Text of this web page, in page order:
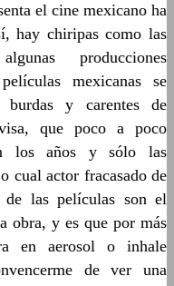
el cine mexicano ha
hay chiripas como las
producciones
mexicanas se
y carentes de
que poco a poco
los años y sólo las
cual actor fracasado de
las películas son el
obra, y es que por más
en aerosol o inhale
de ver una